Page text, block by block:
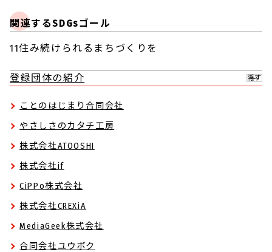
関連するSDGsゴール
11住み続けられるまちづくりを
登録団体の紹介 隠す
ことのはじまり合同会社
やさしさのカタチ工房
株式会社ATOOSHI
株式会社if
CiPPo株式会社
株式会社CREXiA
MediaGeek株式会社
合同会社ユウボク